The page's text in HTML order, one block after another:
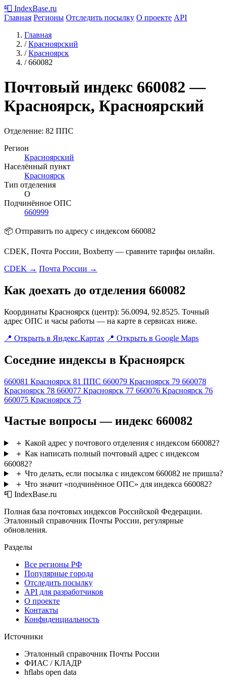
📮 IndexBase.ru
Главная Регионы Отследить посылку О проекте API
Главная
/ Красноярский
/ Красноярск
/ 660082
Почтовый индекс 660082 —
Красноярск, Красноярский
Отделение: 82 ППС
Регион
Красноярский
Населённый пункт
Красноярск
Тип отделения
О
Подчинённое ОПС
660999
📦 Отправить по адресу с индексом 660082
CDEK, Почта России, Boxberry — сравните тарифы онлайн.
CDEK → Почта России →
Как доехать до отделения 660082
Координаты Красноярск (центр): 56.0094, 92.8525. Точный
адрес ОПС и часы работы — на карте в сервисах ниже.
📍 Открыть в Яндекс.Картах 📍 Открыть в Google Maps
Соседние индексы в Красноярск
660081 Красноярск 81 ППС 660079 Красноярск 79 660078
Красноярск 78 660077 Красноярск 77 660076 Красноярск 76
660075 Красноярск 75
Частые вопросы — индекс 660082
＋ Какой адрес у почтового отделения с индексом 660082?
＋ Как написать полный почтовый адрес с индексом
660082?
＋ Что делать, если посылка с индексом 660082 не пришла?
＋ Что значит «подчинённое ОПС» для индекса 660082?
📮 IndexBase.ru
Полная база почтовых индексов Российской Федерации.
Эталонный справочник Почты России, регулярные
обновления.
Разделы
Все регионы РФ
Популярные города
Отследить посылку
API для разработчиков
О проекте
Контакты
Конфиденциальность
Источники
Эталонный справочник Почты России
ФИАС / КЛАДР
hflabs open data